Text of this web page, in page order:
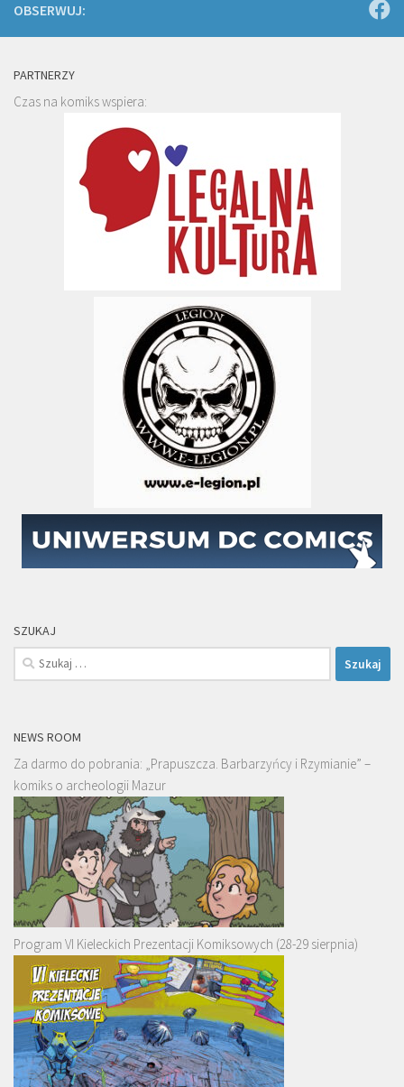
OBSERWUJ:
PARTNERZY
Czas na komiks wspiera:
SZUKAJ
Szukaj:
NEWS ROOM
Za darmo do pobrania: „Prapuszcza. Barbarzyńcy i Rzymianie” –
komiks o archeologii Mazur
Program VI Kieleckich Prezentacji Komiksowych (28-29 sierpnia)